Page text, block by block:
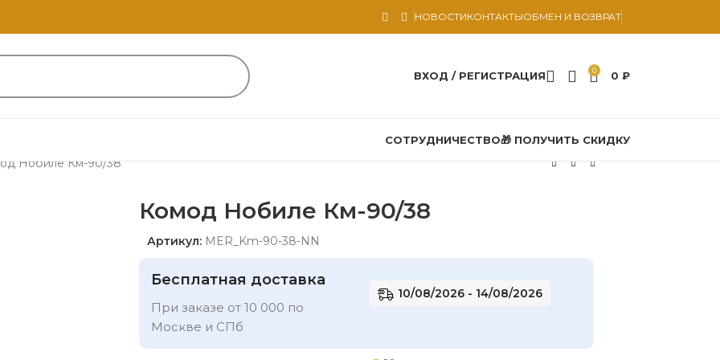
НОВОСТИКОНТАКТЫОБМЕН И ВОЗВРАТ
ВХОД / РЕГИСТРАЦИЯ 0 0 ₽
СОТРУДНИЧЕСТВО🎁 ПОЛУЧИТЬ СКИДКУ
Нобиле Км-90/38
Комод Нобиле Км-90/38
Артикул: MER_Km-90-38-NN
Бесплатная доставка
При заказе от 10 000 по
Москве и СПб
10/08/2026 - 14/08/2026